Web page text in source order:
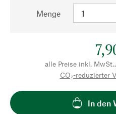
Menge
alle Preise inkl.
CO₂-reduzierter
In den